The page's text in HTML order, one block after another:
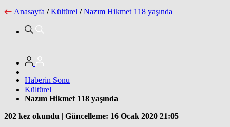
Anasayfa / Kültürel / Nazım Hikmet 118 yaşında
Haberin Sonu
Kültürel
Nazım Hikmet 118 yaşında
202 kez okundu | Güncelleme: 16 Ocak 2020 21:05